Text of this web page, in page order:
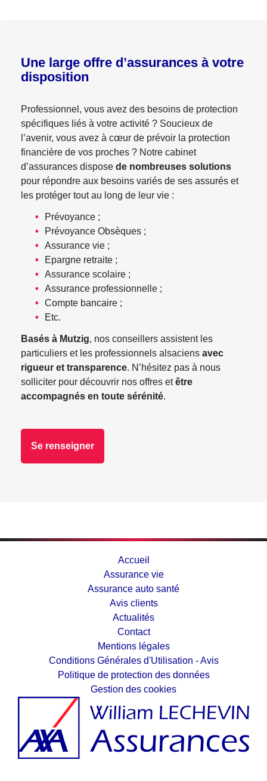
Une large offre d’assurances à votre
disposition
Professionnel, vous avez des besoins de protection
spécifiques liés à votre activité ? Soucieux de
l’avenir, vous avez à cœur de prévoir la protection
financière de vos proches ? Notre cabinet
d’assurances dispose de nombreuses solutions
pour répondre aux besoins variés de ses assurés et
les protéger tout au long de leur vie :
Prévoyance ;
Prévoyance Obsèques ;
Assurance vie ;
Epargne retraite ;
Assurance scolaire ;
Assurance professionnelle ;
Compte bancaire ;
Etc.
Basés à Mutzig, nos conseillers assistent les
particuliers et les professionnels alsaciens avec
rigueur et transparence. N’hésitez pas à nous
solliciter pour découvrir nos offres etêtre
accompagnés en toute sérénité.
Se renseigner
Accueil
Assurance vie
Assurance auto santé
Avis clients
Actualités
Contact
Mentions légales
Conditions Générales d'Utilisation - Avis
Politique de protection des données
Gestion des cookies